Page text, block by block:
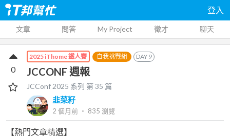
登入
文章 問答 My Project 徵才 聊天
2025 iThome 鐵人賽 自我挑戰組 DAY 9
JCCONF 週報
JCConf 2025 系列 第35 篇
韭菜籽
2 個月前 ‧ 835 瀏覽
0
【熱門文章精選】